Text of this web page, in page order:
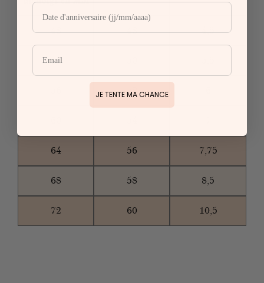
48 48 4,5
52
52
64 56 7,75
68 58 8,5
72 60 10,5
JE TENTE MA CHANCE